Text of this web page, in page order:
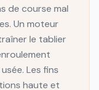
de course mal
Un moteur
le tablier
Les fins
haute et